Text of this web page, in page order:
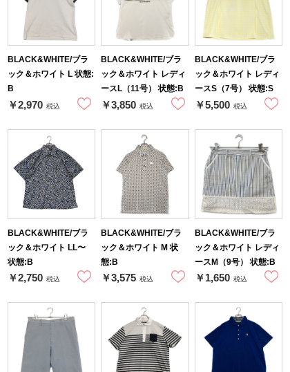
BLACK&WHITE/ブラ
ック＆ホワイト L 状態:
B
￥2,970 税込
BLACK&WHITE/ブラ
ック＆ホワイト レディ
ースL（11号） 状態:B
￥3,850 税込
BLACK&WHITE/ブラ
ック＆ホワイト レディ
ースS（7号） 状態:S
￥5,500 税込
BLACK&WHITE/ブラ
ック＆ホワイト LL〜
状態:B
￥2,750 税込
BLACK&WHITE/ブラ
ック＆ホワイト M 状
態:B
￥3,575 税込
BLACK&WHITE/ブラ
ック＆ホワイト レディ
ースM（9号） 状態:B
￥1,650 税込